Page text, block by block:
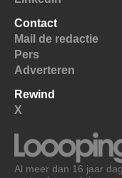
Contact
Mail de redactie
Pers
Adverteren
Rewind
X
Al meer dan 16 jaar